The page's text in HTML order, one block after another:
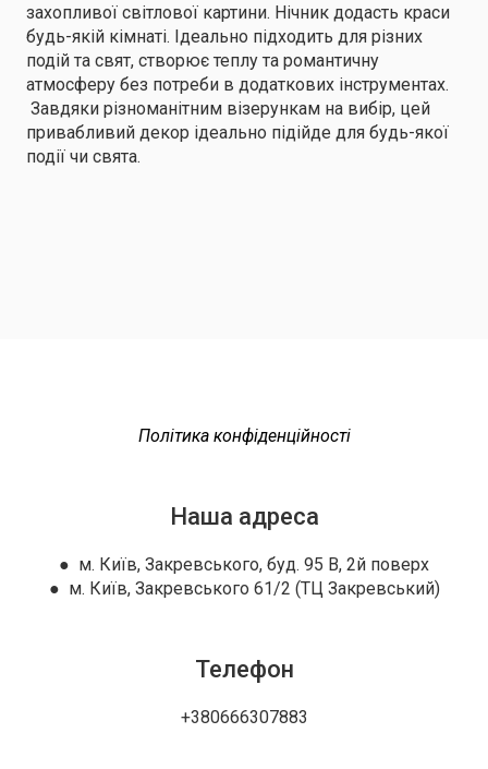
захопливої ​​світлової картини. Нічник додасть краси
будь-якій кімнаті. Ідеально підходить для різних
подій та свят, створює теплу та романтичну
атмосферу без потреби в додаткових інструментах.
Завдяки різноманітним візерункам на вибір, цей
привабливий декор ідеально підійде для будь-якої
події чи свята.
Політика конфіденційності
Наша адреса
● м. Київ, Закревського, буд. 95 В, 2й поверх
● м. Київ, Закревського 61/2 (ТЦ Закревський)
Телефон
+380666307883